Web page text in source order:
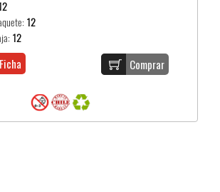
12
12
Comprar
Ficha